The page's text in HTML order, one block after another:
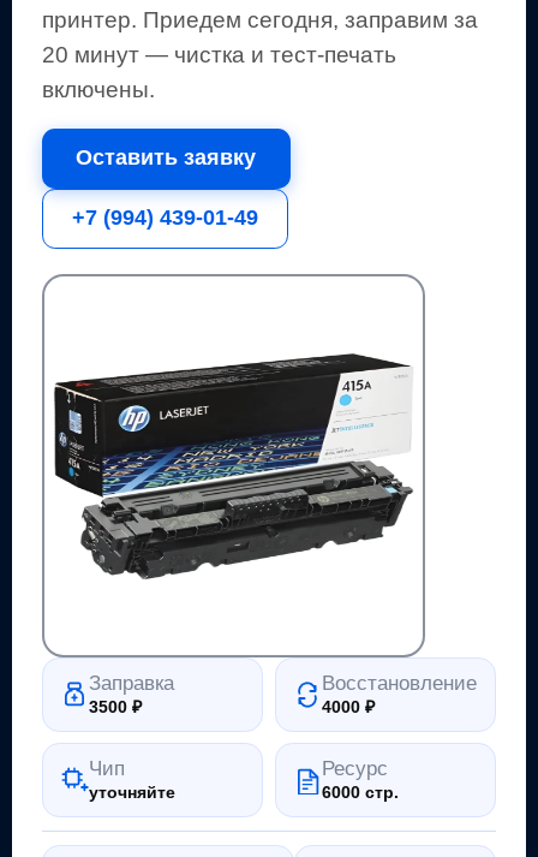
принтер. Приедем сегодня, заправим за
20 минут — чистка и тест-печать
включены.
Оставить заявку
+7 (994) 439-01-49
Заправка
3500₽
Восстановление
4000₽
Чип
уточняйте
Ресурс
6000 стр.